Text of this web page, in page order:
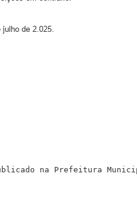
de 2.025.
na Prefeitura